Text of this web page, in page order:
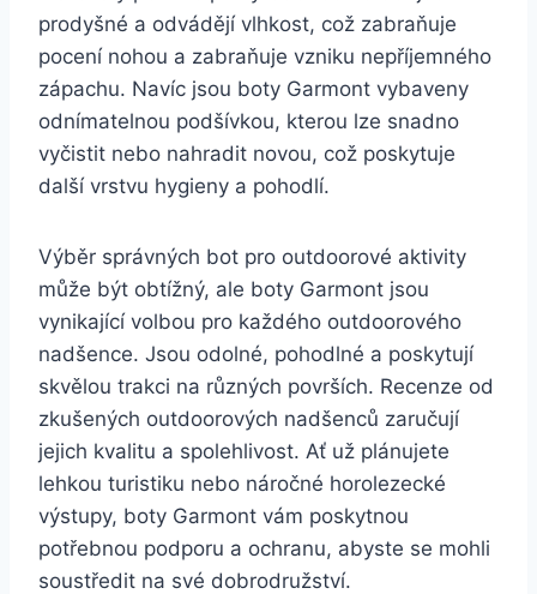
prodyšné a odvádějí‌ vlhkost, což zabraňuje
pocení⁤ nohou a zabraňuje vzniku nepříjemného
zápachu. Navíc jsou boty Garmont vybaveny
odnímatelnou podšívkou, kterou lze snadno
vyčistit nebo nahradit novou, což‌ poskytuje
další vrstvu hygieny a pohodlí.
Výběr správných bot pro ‌outdoorové aktivity
může být obtížný,⁢ ale boty Garmont jsou
vynikající volbou pro každého outdoorového
nadšence.⁤ Jsou odolné, pohodlné a‌ poskytují
skvělou trakci na různých površích. ​Recenze‍ od
zkušených outdoorových nadšenců zaručují‌
jejich ⁤kvalitu a spolehlivost. Ať už ​plánujete
lehkou⁢ turistiku⁢ nebo náročné horolezecké
výstupy, boty Garmont vám poskytnou
potřebnou podporu a ochranu, abyste‌ se mohli⁣
soustředit ‍na ⁣své dobrodružství.